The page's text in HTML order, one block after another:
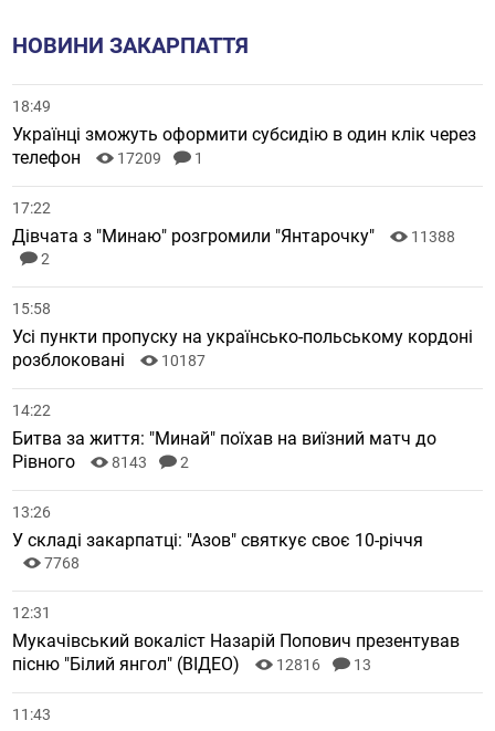
НОВИНИ ЗАКАРПАТТЯ
18:49
Українці зможуть оформити субсидію в один клік через
телефон
17209 1
17:22
Дівчата з "Минаю" розгромили "Янтарочку"
11388
2
15:58
Усі пункти пропуску на українсько-польському кордоні
розблоковані
10187
14:22
Битва за життя: "Минай" поїхав на виїзний матч до
Рівного
8143 2
13:26
У складі закарпатці: "Азов" святкує своє 10-річчя
7768
12:31
Мукачівський вокаліст Назарій Попович презентував
пісню "Білий янгол" (ВІДЕО)
12816 13
11:43